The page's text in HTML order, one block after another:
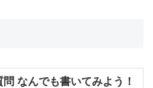
なんでも書いてみよう！